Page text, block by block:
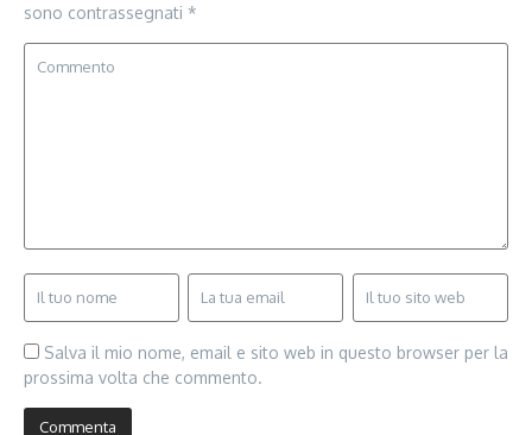
sono contrassegnati *
Salva il mio nome, email e sito web in questo browser per la
prossima volta che commento.